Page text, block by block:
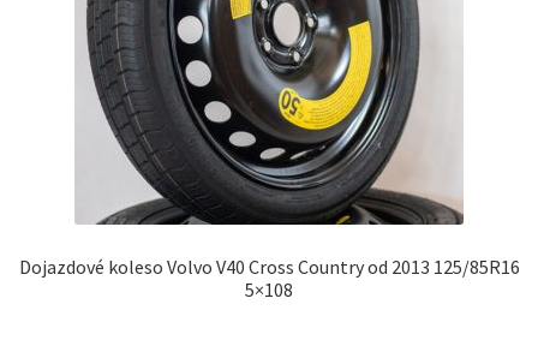
Dojazdové koleso Volvo V40 Cross Country od 2013 125/85R16
5×108